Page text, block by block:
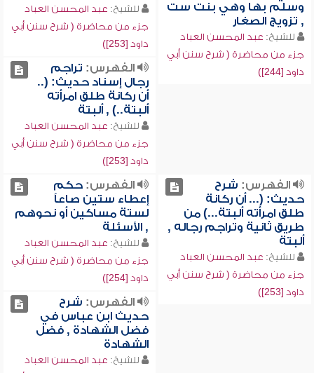
وسلم بها وهي بنت ست
, تزويج الصغار
للشيخ: عبد المحسن العباد
جزء من محاضرة ( شرح سنن أبي
داود [244])
للشيخ: عبد المحسن العباد
جزء من محاضرة ( شرح سنن أبي
داود [253])
الفهرس: تراجم
رجال إسناد حديث: (..
أن ركانة طلق امرأته
ألبتة..) , ألبتة
للشيخ: عبد المحسن العباد
جزء من محاضرة ( شرح سنن أبي
داود [253])
الفهرس: شرح
حديث: (... أن ركانة
طلق امرأته ألبتة...) من
طريق ثانية وتراجم رجاله ,
ألبتة
للشيخ: عبد المحسن العباد
جزء من محاضرة ( شرح سنن أبي
داود [253])
الفهرس:حكم
إعطاء ستين صاعاً
لستة مساكين أو نحوهم
, الأسئلة
للشيخ: عبد المحسن العباد
جزء من محاضرة ( شرح سنن أبي
داود [254])
الفهرس: شرح
حديث ابن عباس في
فضل الشهادة , فضل
الشهادة
للشيخ: عبد المحسن العباد